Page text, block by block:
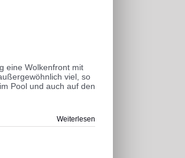
eine Wolkenfront mit
viel, so
Pool und auch auf den
Weiterlesen